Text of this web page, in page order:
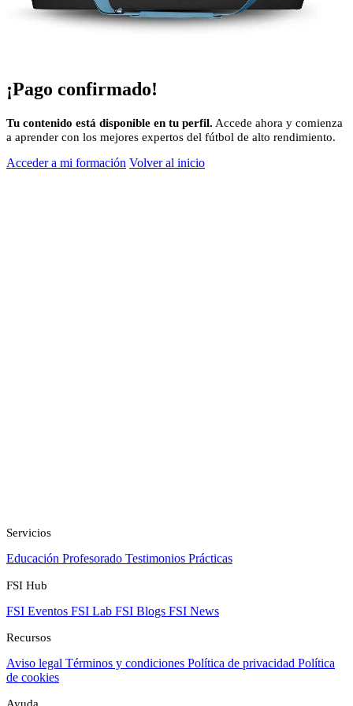
¡Pago confirmado!
Tu contenido está disponible en tu perfil. Accede ahora y comienza
a aprender con los mejores expertos del fútbol de alto rendimiento.
Acceder a mi formación Volver al inicio
Servicios
Educación Profesorado Testimonios Prácticas
FSI Hub
FSI Eventos FSI Lab FSI Blogs FSI News
Recursos
Aviso legal Términos y condiciones Política de privacidad Política
de cookies